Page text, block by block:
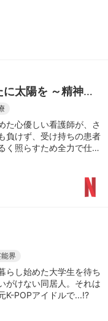
太陽を ～精神科
リー～
た心優しい看護師が、さ
負けず、受け持ちの患者
く照らすため全力で仕事
く
界
らし始めた大学生を待ち
がけない同居人。それは
K-POPアイドルで...!?